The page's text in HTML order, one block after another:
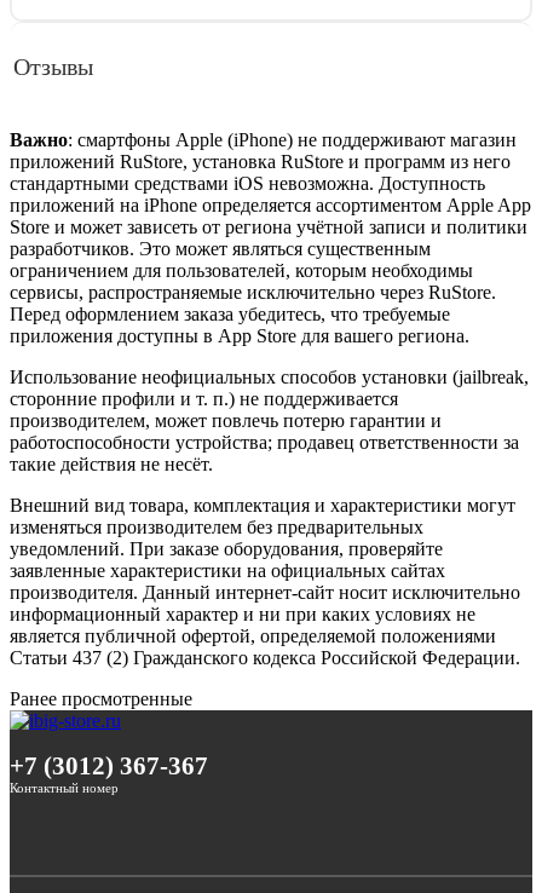
Отзывы
Важно: смартфоны Apple (iPhone) не поддерживают магазин
приложений RuStore, установка RuStore и программ из него
стандартными средствами iOS невозможна. Доступность
приложений на iPhone определяется ассортиментом Apple App
Store и может зависеть от региона учётной записи и политики
разработчиков. Это может являться существенным
ограничением для пользователей, которым необходимы
сервисы, распространяемые исключительно через RuStore.
Перед оформлением заказа убедитесь, что требуемые
приложения доступны в App Store для вашего региона.
Использование неофициальных способов установки (jailbreak,
сторонние профили и т. п.) не поддерживается
производителем, может повлечь потерю гарантии и
работоспособности устройства; продавец ответственности за
такие действия не несёт.
Внешний вид товара, комплектация и характеристики могут
изменяться производителем без предварительных
уведомлений. При заказе оборудования, проверяйте
заявленные характеристики на официальных сайтах
производителя. Данный интернет-сайт носит исключительно
информационный характер и ни при каких условиях не
является публичной офертой, определяемой положениями
Статьи 437 (2) Гражданского кодекса Российской Федерации.
Ранее просмотренные
+7 (3012) 367-367
Контактный номер